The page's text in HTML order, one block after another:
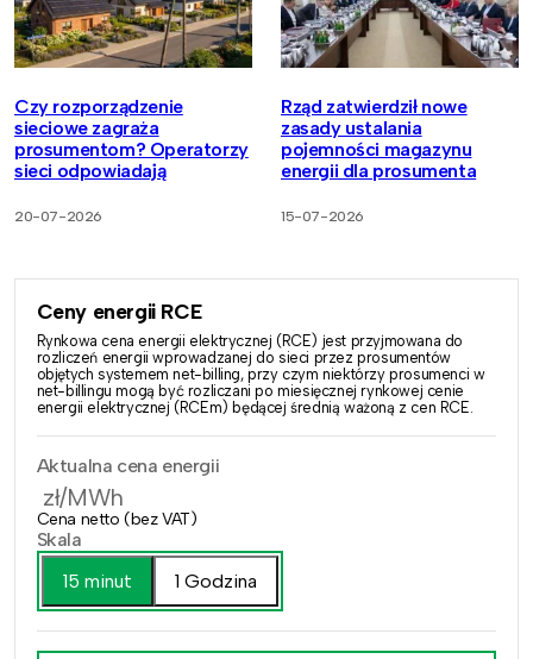
Czy rozporządzenie
sieciowe zagraża
prosumentom? Operatorzy
sieci odpowiadają
20-07-2026
Rząd zatwierdził nowe
zasady ustalania
pojemności magazynu
energii dla prosumenta
15-07-2026
Ceny energii RCE
Rynkowa cena energii elektrycznej (RCE) jest przyjmowana do
rozliczeń energii wprowadzanej do sieci przez prosumentów
objętych systemem net-billing, przy czym niektórzy prosumenci w
net-billingu mogą być rozliczani po miesięcznej rynkowej cenie
energii elektrycznej (RCEm) będącej średnią ważoną z cen RCE.
Aktualna cena energii
zł/MWh
Cena netto (bez VAT)
Skala
15 minut
1 Godzina